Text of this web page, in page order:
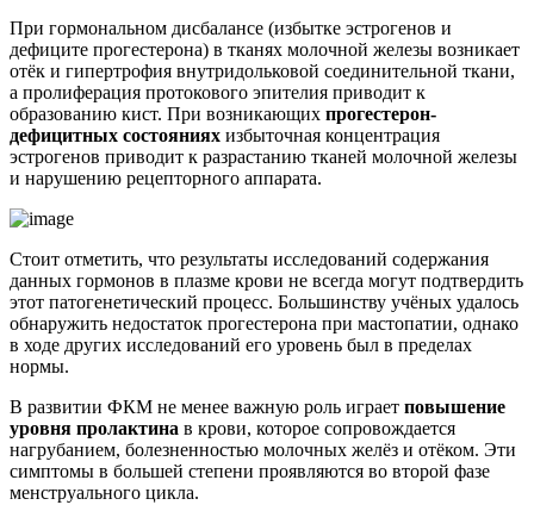
При гормональном дисбалансе (избытке эстрогенов и
дефиците прогестерона) в тканях молочной железы возникает
отёк и гипертрофия внутридольковой соединительной ткани,
а пролиферация протокового эпителия приводит к
образованию кист. При возникающих прогестерон-
дефицитных состояниях избыточная концентрация
эстрогенов приводит к разрастанию тканей молочной железы
и нарушению рецепторного аппарата.
Стоит отметить, что результаты исследований содержания
данных гормонов в плазме крови не всегда могут подтвердить
этот патогенетический процесс. Большинству учёных удалось
обнаружить недостаток прогестерона при мастопатии, однако
в ходе других исследований его уровень был в пределах
нормы.
В развитии ФКМ не менее важную роль играет повышение
уровня пролактина в крови, которое сопровождается
нагрубанием, болезненностью молочных желёз и отёком. Эти
симптомы в большей степени проявляются во второй фазе
менструального цикла.